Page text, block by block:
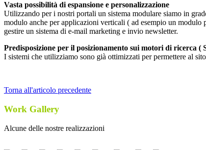
Vasta possibilità di espansione e personalizzazione
Utilizzando per i nostri portali un sistema modulare siamo in
modulo anche per applicazioni verticali ( ad esempio un
gestire un sistema di e-mail marketing e invio newsletter.
Predisposizione per il posizionamento sui motori di ricerca (
I sistemi che utilizziamo sono già ottimizzati per permettere al
Torna all'articolo precedente
Work Gallery
Alcune delle nostre realizzazioni